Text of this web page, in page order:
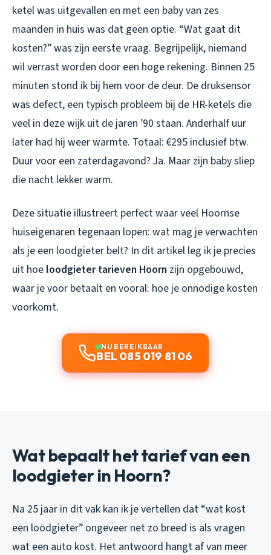
ketel was uitgevallen en met een baby van zes
maanden in huis was dat geen optie. “Wat gaat dit
kosten?” was zijn eerste vraag. Begrijpelijk, niemand
wil verrast worden door een hoge rekening. Binnen 25
minuten stond ik bij hem voor de deur. De druksensor
was defect, een typisch probleem bij de HR-ketels die
veel in deze wijk uit de jaren ’90 staan. Anderhalf uur
later had hij weer warmte. Totaal: €295 inclusief btw.
Duur voor een zaterdagavond? Ja. Maar zijn baby sliep
die nacht lekker warm.
Deze situatie illustreert perfect waar veel Hoornse
huiseigenaren tegenaan lopen: wat mag je verwachten
als je een loodgieter belt? In dit artikel leg ik je precies
uit hoe loodgieter tarieven Hoorn zijn opgebouwd,
waar je voor betaalt en vooral: hoe je onnodige kosten
voorkomt.
NU BEREIKBAAR
BEL 085 019 81 06
Wat bepaalt het tarief van een
loodgieter in Hoorn?
Na 25 jaar in dit vak kan ik je vertellen dat “wat kost
een loodgieter” ongeveer net zo breed is als vragen
wat een auto kost. Het antwoord hangt af van meer